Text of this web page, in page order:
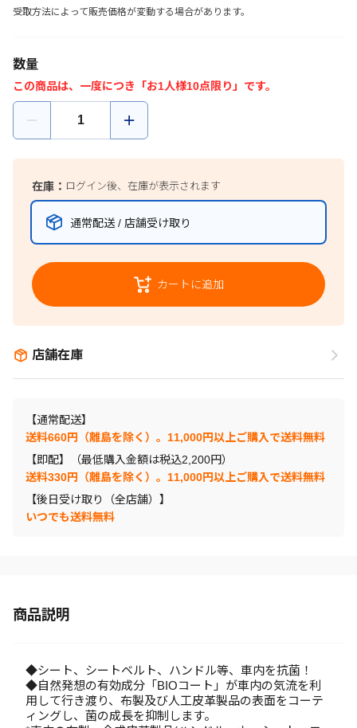
受取方法によって販売価格が変動する場合があります。
数量
この商品は、一度につき「お1人様10点限り」です。
在庫： ログイン後、在庫が表示されます
通常配送 / 店舗受け取り
カートに追加
店舗在庫
【通常配送】
送料660円（離島を除く）。11,000円以上ご購入で送料無料
【即配】（最低購入金額は税込2,200円）
送料330円（離島を除く）。11,000円以上ご購入で送料無料
【後日受け取り（全店舗）】
いつでも送料無料
商品説明
◆シート、シートベルト、ハンドル等、車内を抗菌！
◆自然発想の有効成分「BIOコート」が車内の気流を利
用して行き渡り、布製及び人工皮革製品の表面をコーテ
ィングし、菌の成長を抑制します。